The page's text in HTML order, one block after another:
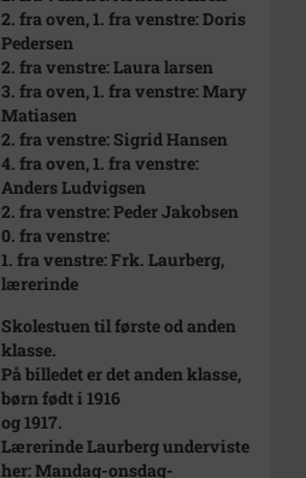
2. fra oven, 1. fra venstre: Doris
Pedersen
2. fra venstre: Laura larsen
3. fra oven, 1. fra venstre: Mary
Matiasen
2. fra venstre: Sigrid Hansen
4. fra oven, 1. fra venstre:
Anders Ludvigsen
2. fra venstre: Peder Jakobsen
0. fra venstre:
1. fra venstre: Frk. Laurberg,
lærerinde
Skolestuen til første od anden
klasse.
På billedet er det anden klasse,
børn født i 1916
og 1917.
Lærerinde Laurberg underviste
her: Mandag-onsdag-